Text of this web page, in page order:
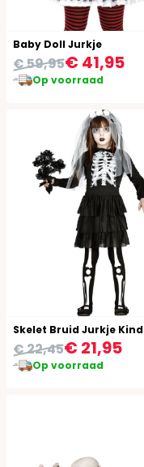
Baby Doll Jurkje
€ 41,95
€ 59,95
Op voorraad
Skelet Bruid Jurkje Kind
€ 21,95
€ 22,45
Op voorraad